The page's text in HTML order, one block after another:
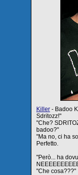
Killer - Badoo
Sdritozz!"
"Che?
badoo?"
"Ma no, ci ha
Perfetto.
"Però... ha
"Che cosa???"